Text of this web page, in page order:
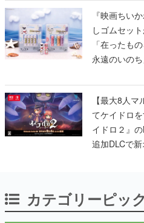
『映画ちい
しゴムセッ
「在ったも
永遠のいの
【最大8人
てケイドロ
イドロ２』
追加DLCで
カテゴリーピッ